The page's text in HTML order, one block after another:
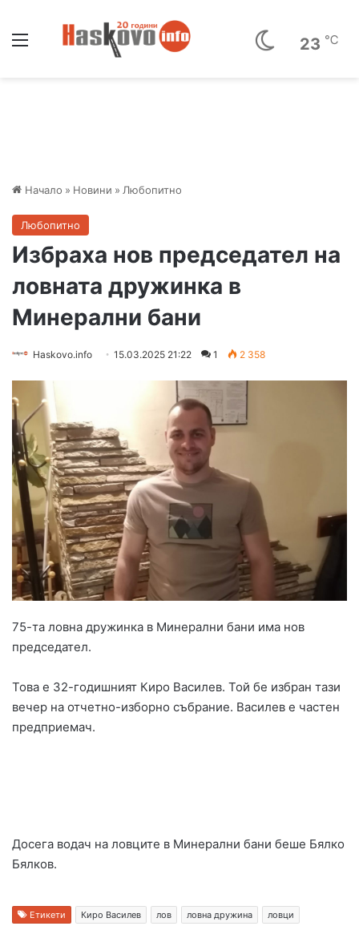
23 ℃
Начало » Новини » Любопитно
Любопитно
Избраха нов председател на
ловната дружинка в
Минерални бани
Haskovo.info 15.03.2025 21:22 1 2 358
75-та ловна дружинка в Минерални бани има нов
председател.
Това е 32-годишният Киро Василев. Той бе избран тази
вечер на отчетно-изборно събрание. Василев е частен
предприемач.
Досега водач на ловците в Минерални бани беше Бялко
Бялков.
Етикети Киро Василев лов ловна дружина
ловци